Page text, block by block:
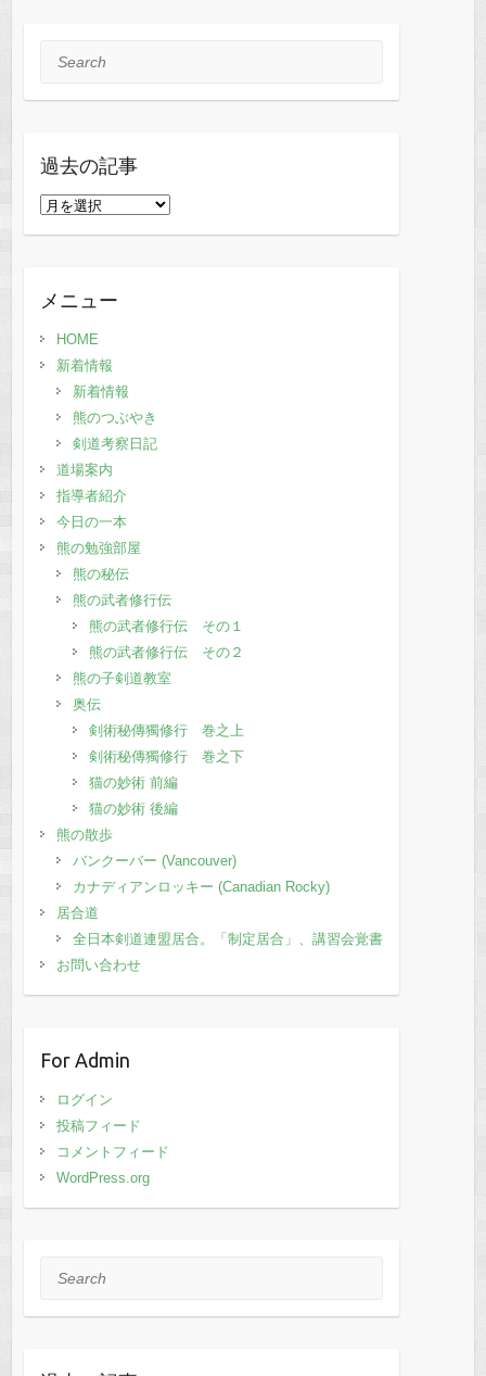
Search
過去の記事
過
事メニュー
HOME
新着情報
新着情報
熊のつぶやき
剣道考察日記
道場案内
指導者紹介
今日の一本
熊の勉強部屋
熊の秘伝
熊の武者修行伝
熊の武者修行伝 その１
熊の武者修行伝 その２
熊の子剣道教室
奥伝
剣術秘傳獨修行 巻之上
剣術秘傳獨修行 巻之下
猫の妙術 前編
猫の妙術 後編
熊の散歩
バンクーバー (Vancouver)
カナディアンロッキー (Canadian Rocky)
居合道
全日本剣道連盟居合。「制定居合」、講習会覚書
お問い合わせ
For Admin
ログイン
投稿フィード
コメントフィード
WordPress.org
Search